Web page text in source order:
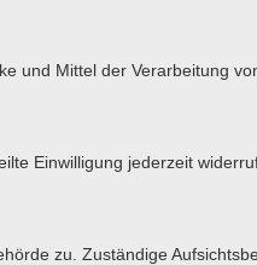
und Mittel der Verarbeitung
Einwilligung jederzeit
zu. Zuständige